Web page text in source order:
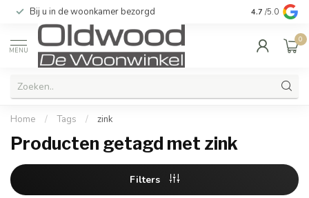
Bij u in de woonkamer bezorgd Kwaliteit &
4.7 /5.0
MENU
0
Home / Tags / zink
Producten getagd met zink
Filters